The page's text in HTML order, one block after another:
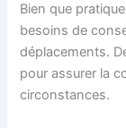
Bien que
besoins de
déplacements.
pour assurer la
circonstances.